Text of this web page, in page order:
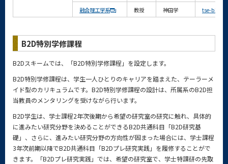
融合理工学系
教授 神田学 tse-b2d-
B2D特別学修課程
B2Dスキームでは、「B2D特別学修課程」を設定します。
B2D特別学修課程は、学生一人ひとりのキャリアを踏まえた、テーラーメ
イド型のカリキュラムです。B2D特別学修課程の設計は、所属系のB2D担
当教員のメンタリングを受けながら行います。
B2D学生は、学士課程2年次後期から希望の研究室の研究に触れ、具体的
に進みたい研究分野を決めることができるB2D共通科目「B2D研究基
礎」、さらに、進みたい研究分野の方向性が固まった場合には、学士課程
3年次前期以降でB2D共通科目「B2Dプレ研究実践」を履修することがで
きます。「B2Dプレ研究実践」では、希望の研究室で、学士特課研の先取